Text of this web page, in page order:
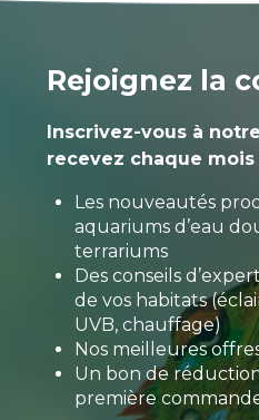
Rejoignez la
Inscrivez-vous à
recevez chaque mois
Les nouveautés
aquariums d’eau
terrariums
Des conseils
de vos habitats
UVB, chauffage)
Nos meilleures
Un bon de
première